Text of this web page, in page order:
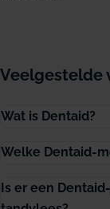
Veelgestelde
Wat is Dentaid?
Welke Dentaid-
Is er een